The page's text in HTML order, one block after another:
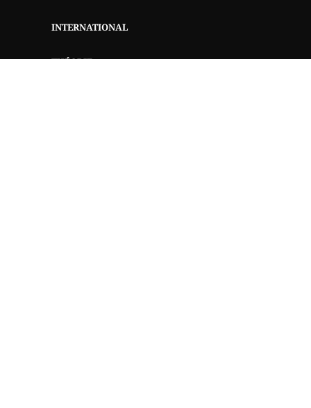
INTERNATIONAL
THÉORIE